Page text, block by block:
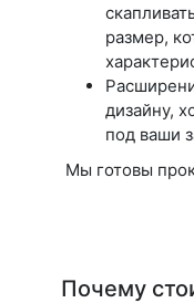
размер,
дизайну,
под ваши
Мы готовы
Почему